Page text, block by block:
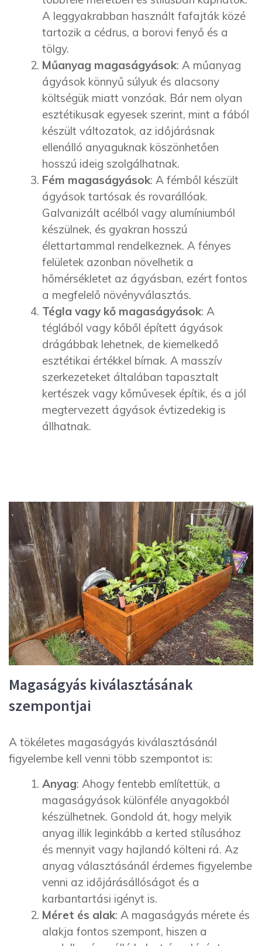
A leggyakrabban használt fafajták közé
tartozik a cédrus, a borovi fenyő és a
tölgy.
Műanyag magaságyások: A műanyag
ágyások könnyű súlyuk és alacsony
költségük miatt vonzóak. Bár nem olyan
esztétikusak egyesek szerint, mint a fából
készült változatok, az időjárásnak
ellenálló anyaguknak köszönhetően
hosszú ideig szolgálhatnak.
Fém magaságyások: A fémből készült
ágyások tartósak és rovarállóak.
Galvanizált acélból vagy alumíniumból
készülnek, és gyakran hosszú
élettartammal rendelkeznek. A fényes
felületek azonban növelhetik a
hőmérsékletet az ágyásban, ezért fontos
a megfelelő növényválasztás.
Tégla vagy kő magaságyások: A
téglából vagy kőből épített ágyások
drágábbak lehetnek, de kiemelkedő
esztétikai értékkel bírnak. A masszív
szerkezeteket általában tapasztalt
kertészek vagy kőművesek építik, és a jól
megtervezett ágyások évtizedekig is
állhatnak.
Magaságyás kiválasztásának
szempontjai
A tökéletes magaságyás kiválasztásánál
figyelembe kell venni több szempontot is:
Anyag: Ahogy fentebb említettük, a
magaságyások különféle anyagokból
készülhetnek. Gondold át, hogy melyik
anyag illik leginkább a kerted stílusához
és mennyit vagy hajlandó költeni rá. Az
anyag választásánál érdemes figyelembe
venni az időjárásállóságot és a
karbantartási igényt is.
Méret és alak: A magaságyás mérete és
alakja fontos szempont, hiszen a